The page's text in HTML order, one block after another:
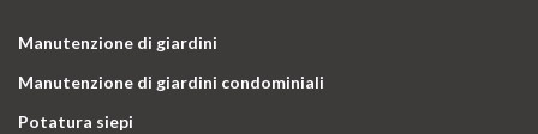
Manutenzione di giardini
Manutenzione di giardini condominiali
Potatura siepi